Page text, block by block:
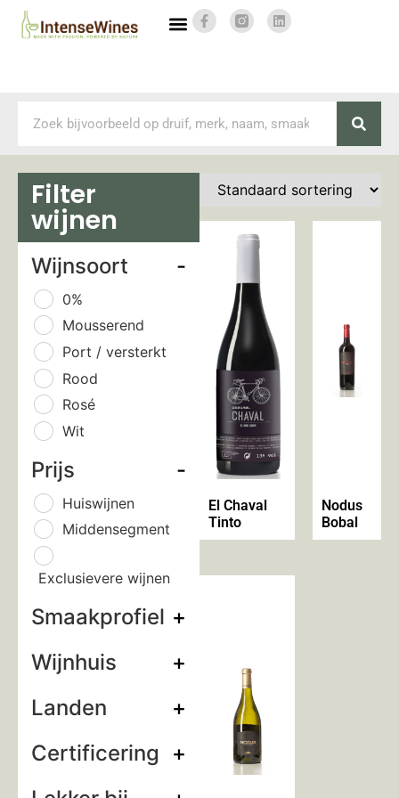
Filter
wijnen
Wijnsoort -
0%
Mousserend
Port / versterkt
Rood
Rosé
Wit
Prijs -
Huiswijnen
Middensegment
Exclusievere wijnen
Smaakprofiel +
Wijnhuis
+
Landen
+
Certificering
+
El Chaval
Tinto
Nodus
Bobal